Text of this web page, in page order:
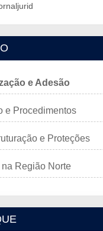
e Adesão
e Procedimentos
e Proteções
Região Norte